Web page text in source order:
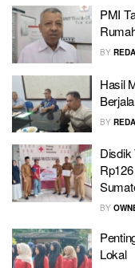
PMI
BY
Hasil
BY
Disdik
BY
Lokal